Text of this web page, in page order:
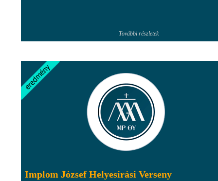
További részletek
Implom József Helyesírási Verseny